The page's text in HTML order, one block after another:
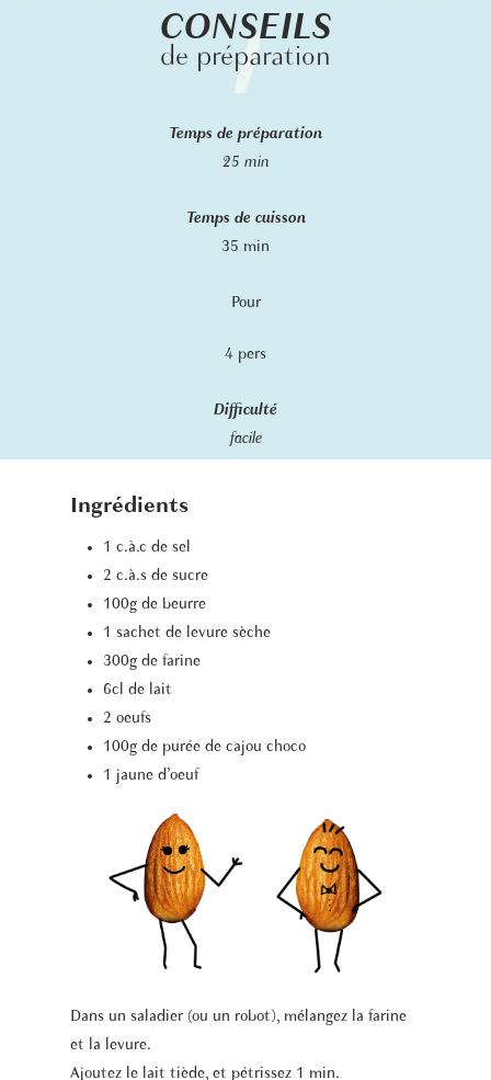
CONSEILS
de préparation
Temps de préparation
25 min
Temps de cuisson
35 min
Pour
4 pers
Difficulté
facile
Ingrédients
1 c.à.c de sel
2 c.à.s de sucre
100g de beurre
1 sachet de levure sèche
300g de farine
6cl de lait
2 oeufs
100g de purée de cajou choco
1 jaune d’oeuf
Dans un saladier (ou un robot), mélangez la farine
et la levure.
Ajoutez le lait tiède, et pétrissez 1 min.